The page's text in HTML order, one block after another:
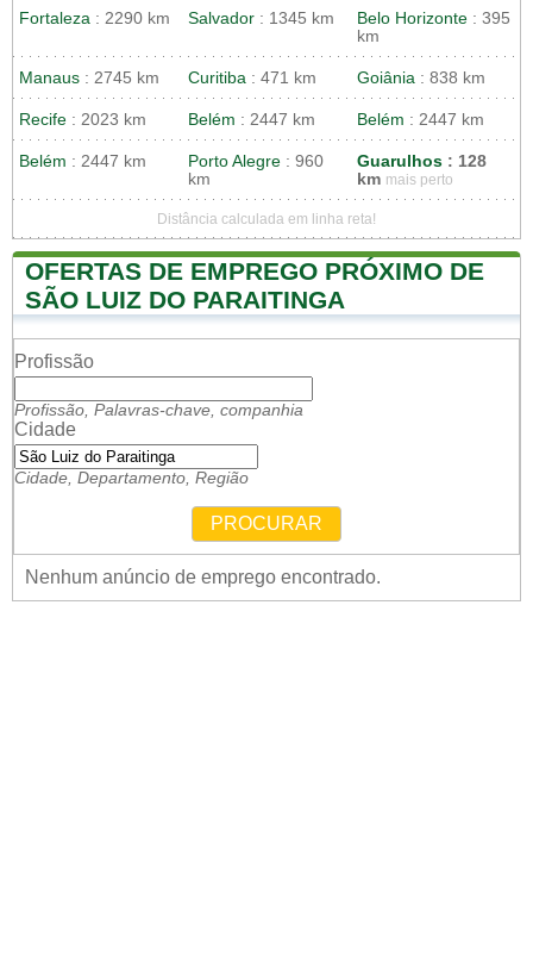
Fortaleza : 2290 km Salvador : 1345 km Belo Horizonte : 395
km
Manaus : 2745 km Curitiba : 471 km Goiânia : 838 km
Recife : 2023 km Belém : 2447 km Belém : 2447 km
Belém : 2447 km Porto Alegre : 960
km
Guarulhos : 128
km mais perto
Distância calculada em linha reta!
OFERTAS DE EMPREGO PRÓXIMO DE
SÃO LUIZ DO PARAITINGA
Profissão
Profissão, Palavras-chave, companhia
Cidade
Cidade, Departamento, Região
PROCURAR
Nenhum anúncio de emprego encontrado.